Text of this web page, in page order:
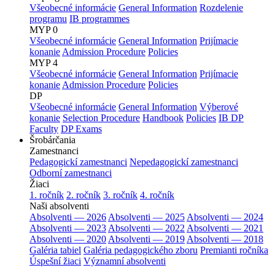
Všeobecné informácie General Information Rozdelenie
programu IB programmes
MYP 0
Všeobecné informácie General Information Prijímacie
konanie Admission Procedure Policies
MYP 4
Všeobecné informácie General Information Prijímacie
konanie Admission Procedure Policies
DP
Všeobecné informácie General Information Výberové
konanie Selection Procedure Handbook Policies IB DP
Faculty DP Exams
Šrobárčania
Zamestnanci
Pedagogickí zamestnanci Nepedagogickí zamestnanci
Odborní zamestnanci
Žiaci
1. ročník 2. ročník 3. ročník 4. ročník
Naši absolventi
Absolventi — 2026 Absolventi — 2025 Absolventi — 2024
Absolventi — 2023 Absolventi — 2022 Absolventi — 2021
Absolventi — 2020 Absolventi — 2019 Absolventi — 2018
Galéria tabiel Galéria pedagogického zboru Premianti ročníka
Úspešní žiaci Významní absolventi